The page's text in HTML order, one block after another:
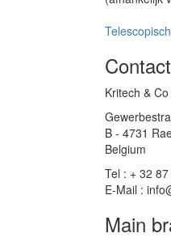
Contact
Kritech &
B - 4731
Belgium
Tel : + 32
E-Mail :
Main